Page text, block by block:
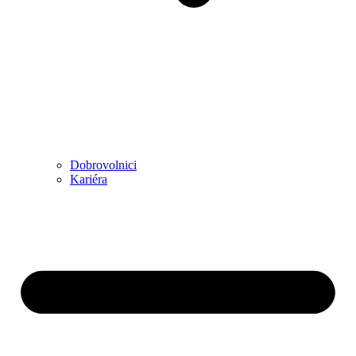
Dobrovolnici
Kariéra